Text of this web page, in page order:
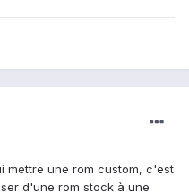
mettre une rom custom, c'est
d'une rom stock à une